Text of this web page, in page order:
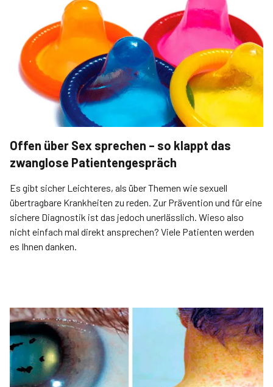
Offen über Sex sprechen – so klappt das
zwanglose Patientengespräch
Es gibt sicher Leichteres, als über Themen wie sexuell
übertragbare Krankheiten zu reden. Zur Prävention und für eine
sichere Diagnostik ist das jedoch unerlässlich. Wieso also
nicht einfach mal direkt ansprechen? Viele Patienten werden
es Ihnen danken.